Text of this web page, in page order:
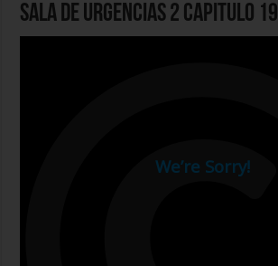
Sala de Urgencias 2 Capitulo 19